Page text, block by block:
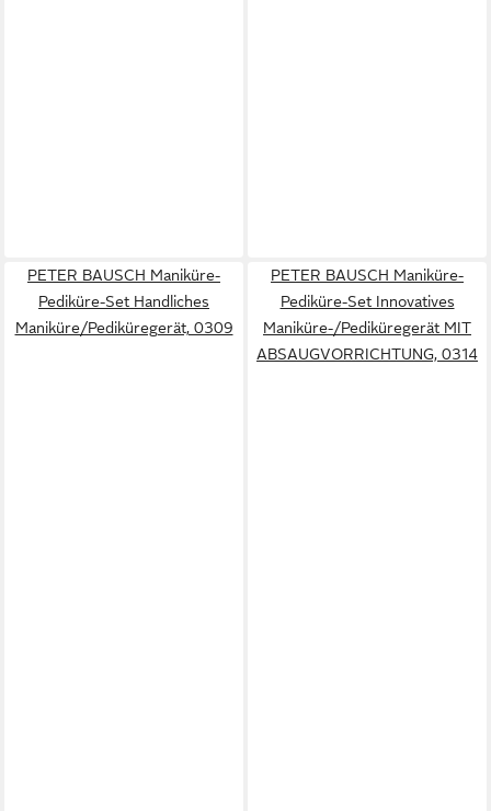
PETER BAUSCH Maniküre-
Pediküre-Set Handliches
Maniküre/Pediküregerät, 0309
PETER BAUSCH Maniküre-
Pediküre-Set Innovatives
Maniküre-/Pediküregerät MIT
ABSAUGVORRICHTUNG, 0314